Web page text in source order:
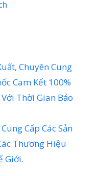
Chuyên Cung
Cam Kết 100%
Thời Gian Bảo
Cấp Các Sản
Thương Hiệu
Giới.